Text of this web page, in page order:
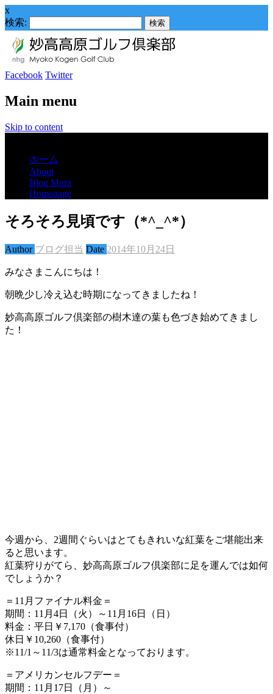
x
検索:
Facebook Twitter
Main menu
Skip to content
ホーム
About
Blog Mura
Homepage
そろそろ見頃です（*^_^*）
Author ブログ担当 Date 2014年10月24日
みなさまこんにちは！
朝晩少し冷え込む時期になってきましたね！
妙高高原ゴルフ倶楽部の樹木達の葉も色づき始めてきまし
た！
今週から、2週間ぐらいはとてもきれいな紅葉をご堪能出来
ると思います。
紅葉狩りがてら、妙高高原ゴルフ倶楽部に足を運んでは如何
でしょうか？
＝11月ファイナル料金＝
期間：11月4日（火）～11月16日（日）
料金：平日￥7,170（食事付）
休日￥10,260（食事付）
※11/1～11/3は通常料金となっております。
＝アメリカンセルフデー＝
期間：11月17日（月）～